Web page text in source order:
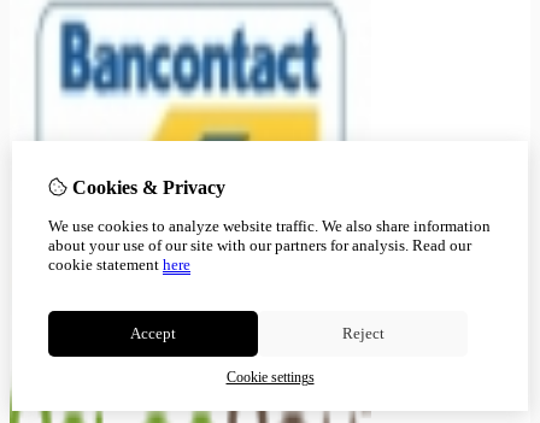
Cookies & Privacy
We use cookies to analyze website traffic. We also share information
about your use of our site with our partners for analysis. Read our
cookie statement here
Accept Reject
Cookie settings